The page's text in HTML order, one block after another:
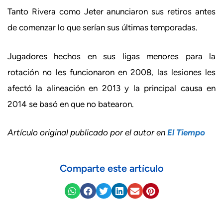
Tanto Rivera como Jeter anunciaron sus retiros antes
de comenzar lo que serían sus últimas temporadas.
Jugadores hechos en sus ligas menores para la
rotación no les funcionaron en 2008, las lesiones les
afectó la alineación en 2013 y la principal causa en
2014 se basó en que no batearon.
Artículo original publicado por el autor en El Tiempo
Comparte este artículo